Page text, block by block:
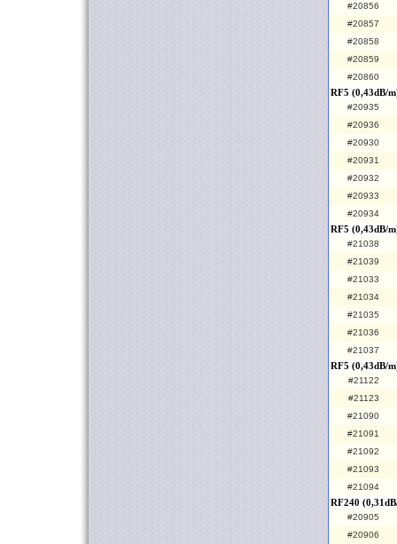
#20856
#20857
#20858
#20859
#20860
RF5 (0,43dB/
#20935
#20936
#20930
#20931
#20932
#20933
#20934
RF5 (0,43dB/
#21038
#21039
#21033
#21034
#21035
#21036
#21037
RF5 (0,43dB/
#21122
#21123
#21090
#21091
#21092
#21093
#21094
RF240
#20905
#20906